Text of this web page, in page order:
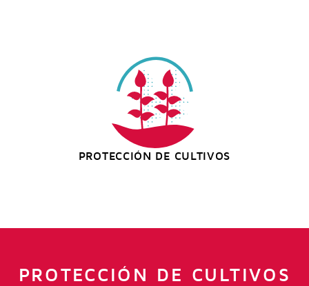
PROTECCIÓN DE CULTIVOS
PROTECCIÓN DE CULTIVOS